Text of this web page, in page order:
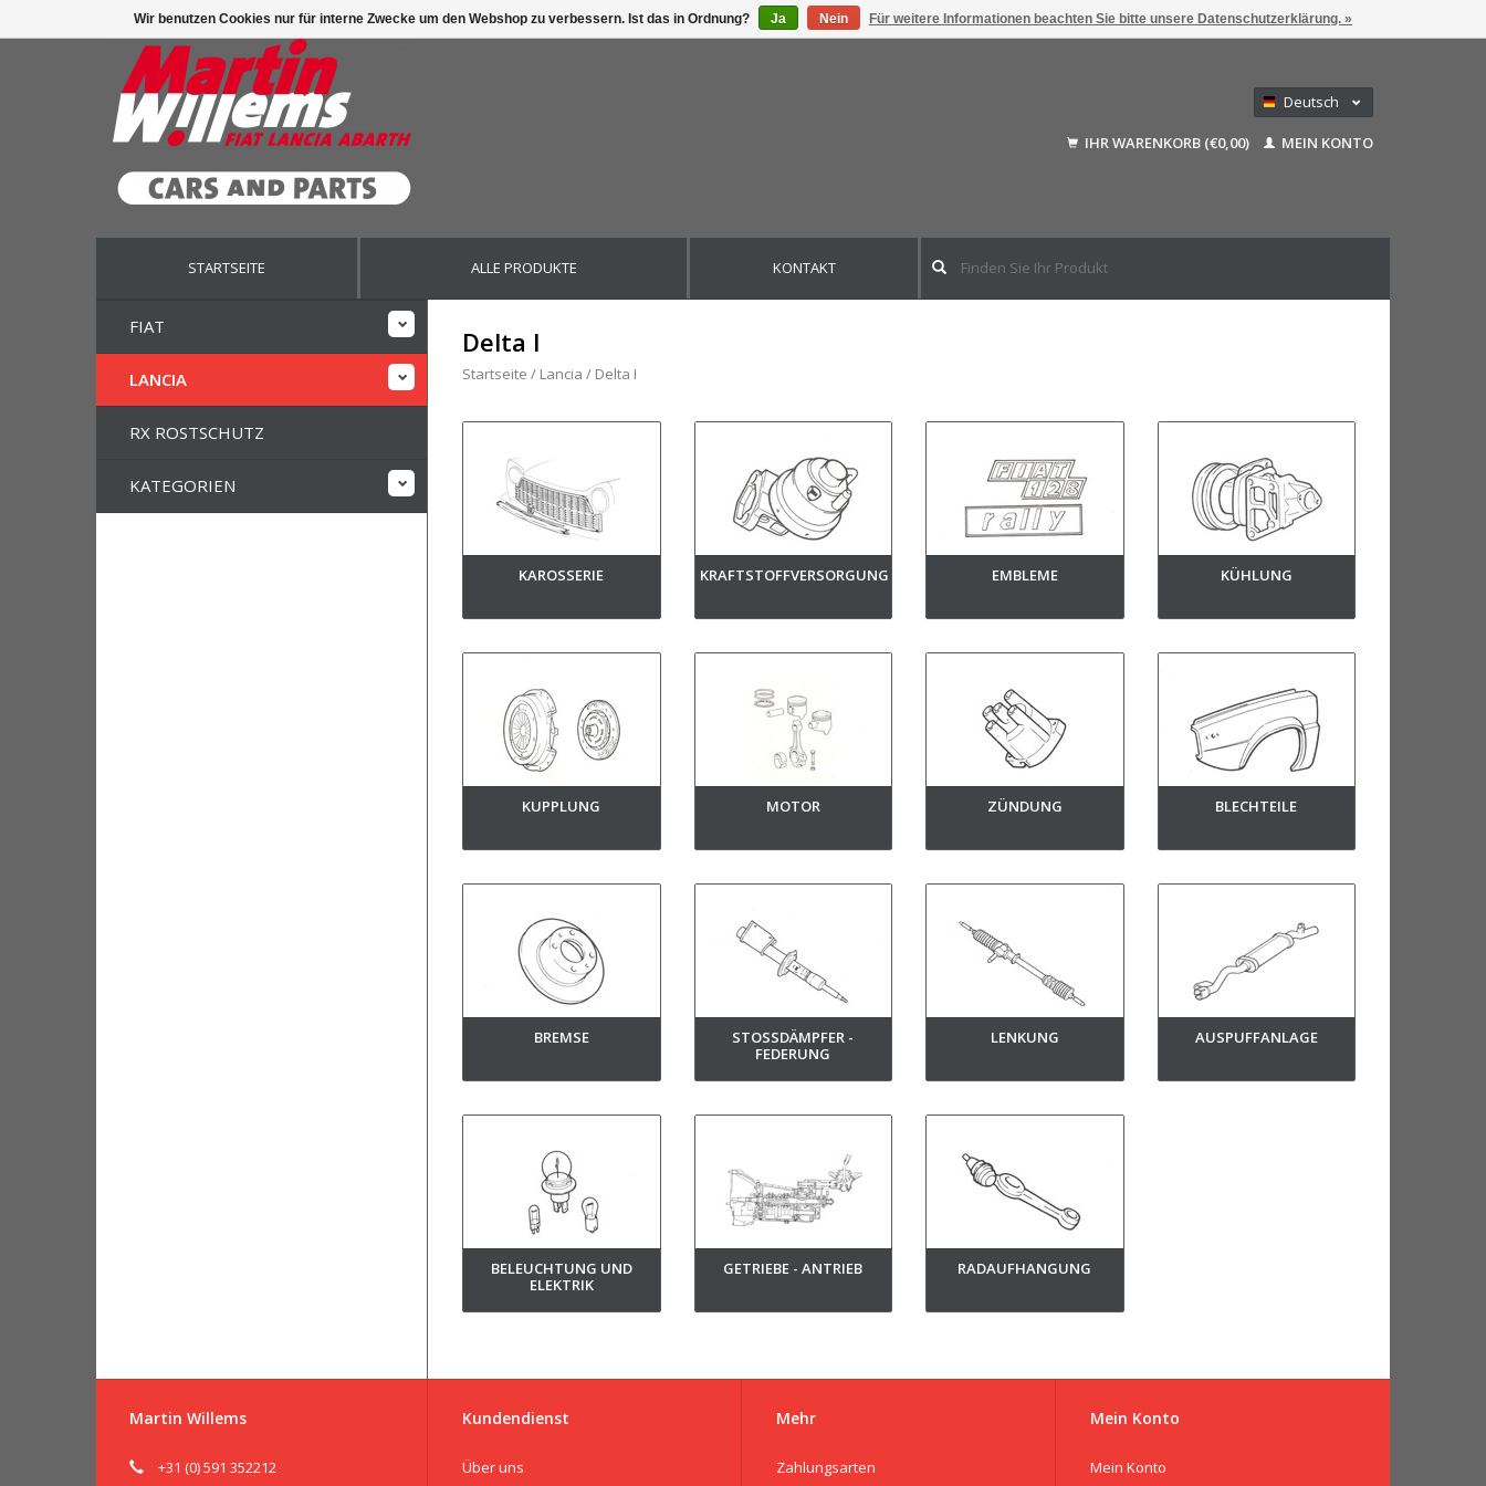
Deutsch
Français
IHR WARENKORB (€0,00) MEIN KONTO
STARTSEITE ALLE PRODUKTE KONTAKT
FIAT
LANCIA
RX ROSTSCHUTZ
KATEGORIEN
Delta I
Startseite / Lancia / Delta I
KAROSSERIE KRAFTSTOFFVERSORGUNG EMBLEME KÜHLUNG
KUPPLUNG MOTOR ZÜNDUNG BLECHTEILE
BREMSE
STOSSDÄMPFER - F
EDERUNG
LENKUNG AUSPUFFANLAGE
BELEUCHTUNG UND
ELEKTRIK
GETRIEBE - ANTRIEB RADAUFHANGUNG
Martin Willems
+31 (0) 591 352212
Kundendienst
Über uns
Mehr
Zahlungsarten
Mein Konto
Mein Konto
Wir benutzen Cookies nur für interne Zwecke um den Webshop zu verbessern. Ist das in Ordnung? Ja Nein Für weitere Informationen beachten Sie bitte unsere Datenschutzerklärung. »